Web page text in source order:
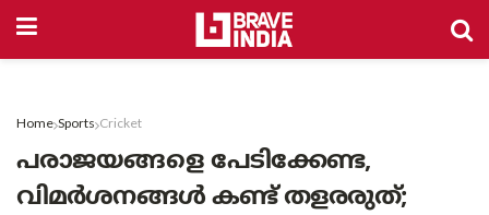
Home Sports Cricket
പരാജയങ്ങളെ പേടിക്കേണ്ട,
വിമർശനങ്ങൾ കണ്ട് തളരരുത്;